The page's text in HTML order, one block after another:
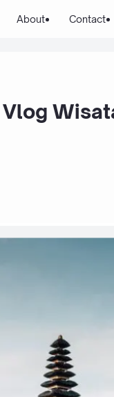
About Contact